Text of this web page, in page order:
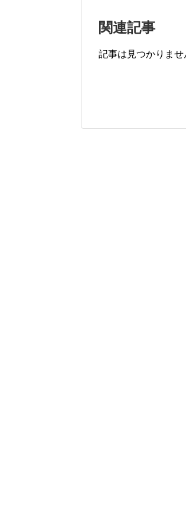
関連記事
記事は見つかりませ